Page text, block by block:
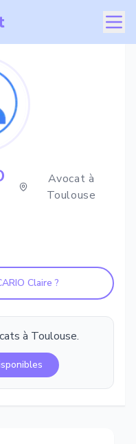
Avocat à
Toulouse
Claire ?
à Toulouse.